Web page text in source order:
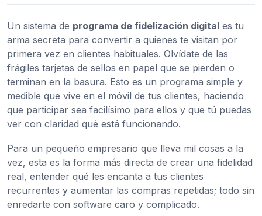
Un sistema de programa de fidelización digital es tu
arma secreta para convertir a quienes te visitan por
primera vez en clientes habituales. Olvídate de las
frágiles tarjetas de sellos en papel que se pierden o
terminan en la basura. Esto es un programa simple y
medible que vive en el móvil de tus clientes, haciendo
que participar sea facilísimo para ellos y que tú puedas
ver con claridad qué está funcionando.
Para un pequeño empresario que lleva mil cosas a la
vez, esta es la forma más directa de crear una fidelidad
real, entender qué les encanta a tus clientes
recurrentes y aumentar las compras repetidas; todo sin
enredarte con software caro y complicado.